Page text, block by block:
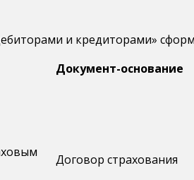
и кредиторами»
Документ-основание
Договор страхования